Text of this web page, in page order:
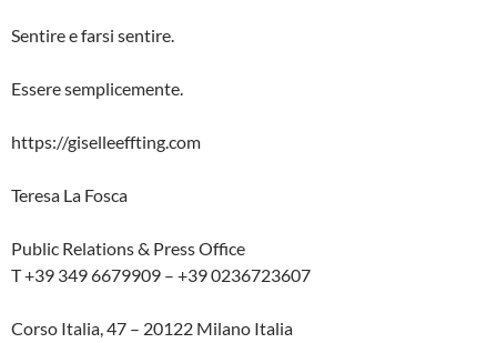
Sentire e farsi sentire.
Essere semplicemente.
https://giselleeffting.com
Teresa La Fosca
Public Relations & Press Office
T +39 349 6679909 – +39 0236723607
Corso Italia, 47 – 20122 Milano Italia